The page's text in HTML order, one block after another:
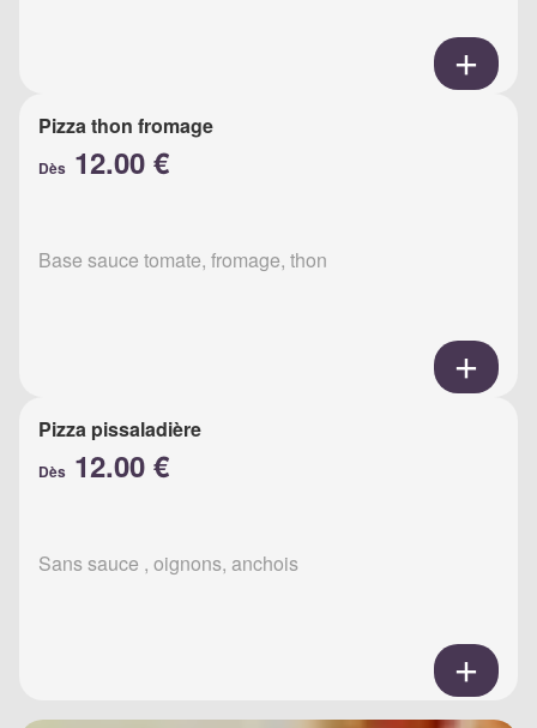
Pizza thon fromage
Dès 12.00 €
Base sauce tomate, fromage, thon
Pizza pissaladière
Dès 12.00 €
Sans sauce , oignons, anchois